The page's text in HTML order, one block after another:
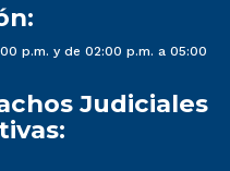
p.m. y de 02:00 p.m. a 05:00
Judiciales